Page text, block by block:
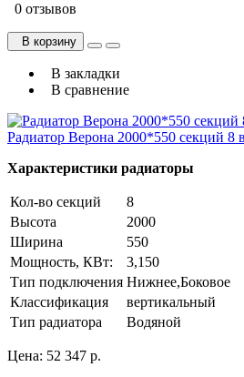
0 отзывов
В корзину
В закладки
В сравнение
Радиатор Верона 2000*550 секций 8
Характеристики радиаторы
Кол-во секций
8
Высота
2000
Ширина
550
Мощность, КВт:
3,150
Тип подключения Нижнее,Боковое
Классификация
вертикальный
Тип радиатора
Водяной
Цена: 52 347 р.